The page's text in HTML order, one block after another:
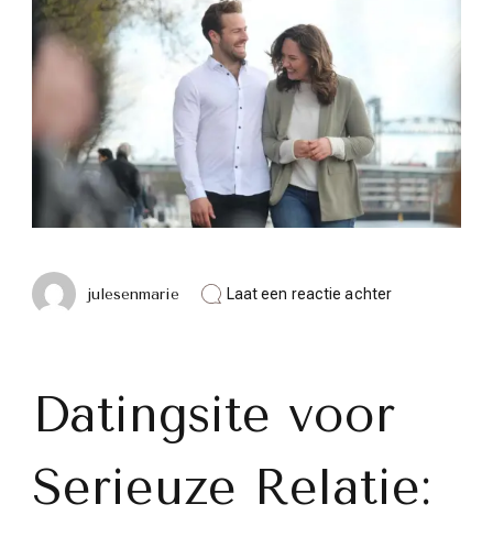
julesenmarie Laat een reactie achterop
een
Serieuze
Relatie
Datingsite voor
Serieuze Relatie: